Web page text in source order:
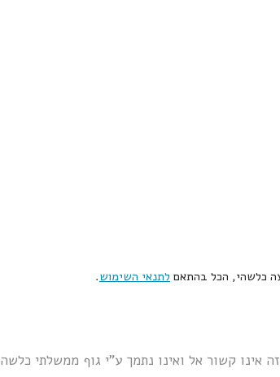
כלשהי, הכל בהתאם לתנאי השימוש.